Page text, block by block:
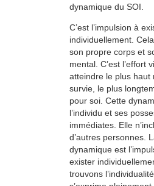
dynamique du SOI.
C’est l’impulsion à
individuellement.
son propre corps et
mental. C’est l’effort
atteindre le plus haut
survie, le plus
pour soi. Cette
l’individu et ses
immédiates. Elle
d’autres personnes.
dynamique est
exister
trouvons